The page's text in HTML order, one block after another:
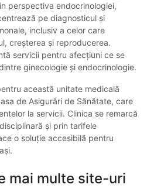
perspectiva endocrinologiei,
pe diagnosticul și
inclusiv a celor care
creșterea și reproducerea.
servicii pentru afecțiuni ce se
ginecologie și endocrinologie.
această unitate medicală
de Asigurări de Sănătate, care
la servicii. Clinica se remarcă
și prin tarifele
o soluție accesibilă pentru
mai multe site-uri